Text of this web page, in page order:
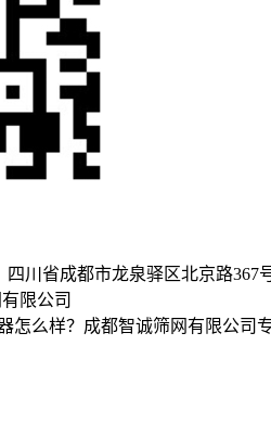
川省成都市龙泉驿区北京路367
限公司
怎么样？成都智诚筛网有限公